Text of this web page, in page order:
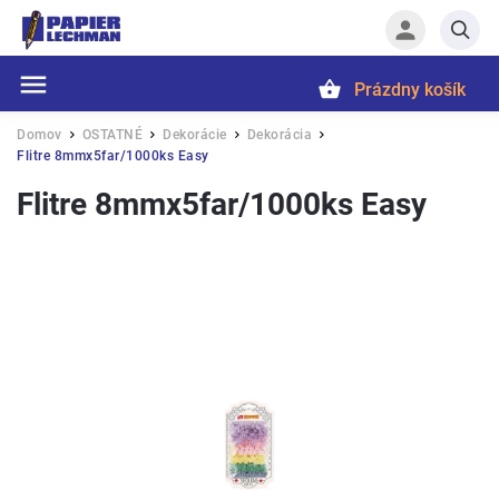
Hľadať
Prázdny košík
Domov / OSTATNÉ / Dekorácie / Dekorácia /
Flitre 8mmx5far/1000ks Easy
Flitre 8mmx5far/1000ks Easy